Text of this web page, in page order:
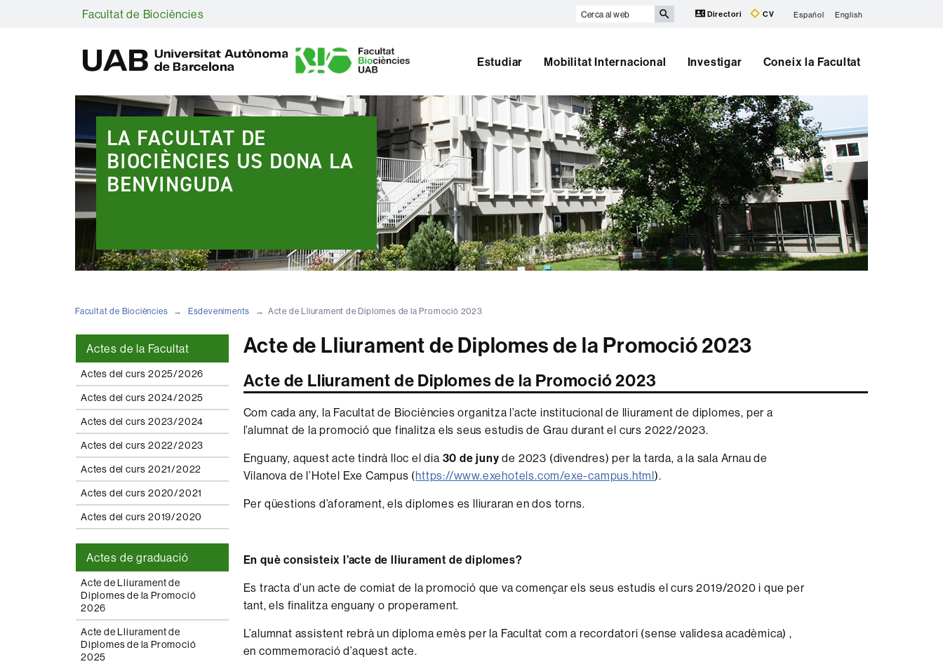
Facultat de Biociències
Cerca
Directori CV Español English
A
B
Estudiar Mobilitat Internacional Investigar Coneix la Facultat
Destacats
LA FACULTAT DE
BIOCIÈNCIES US DONA LA
BENVINGUDA
Facultat de Biociències Esdeveniments Acte de Lliurament de Diplomes de la Promoció 2023
Actes de la Facultat
Actes del curs 2025/2026
Actes del curs 2024/2025
Actes del curs 2023/2024
Actes del curs 2022/2023
Actes del curs 2021/2022
Actes del curs 2020/2021
Actes del curs 2019/2020
Actes de graduació
Acte de Lliurament de
Diplomes de la Promoció
2026
Acte de Lliurament de
Diplomes de la Promoció
2025
Acte de Lliurament de Diplomes de la Promoció 2023
Acte de Lliurament de Diplomes de la Promoció 2023
Com cada any, la Facultat de Biociències organitza l’acte institucional de lliurament de diplomes, per a
l’alumnat de la promoció que finalitza els seus estudis de Grau durant el curs 2022/2023.
Enguany, aquest acte tindrà lloc el dia 30 de juny de 2023 (divendres) per la tarda, a la sala Arnau de
Vilanova de l’Hotel Exe Campus (https://www.exehotels.com/exe-campus.html).
Per qüestions d’aforament, els diplomes es lliuraran en dos torns.
En què consisteix l’acte de lliurament de diplomes?
Es tracta d’un acte de comiat de la promoció que va començar els seus estudis el curs 2019/2020i que per
tant, els finalitza enguany o properament.
L’alumnat assistent rebrà un diploma emès per la Facultat com a recordatori (sense validesa acadèmica) ,
en commemoració d’aquest acte.